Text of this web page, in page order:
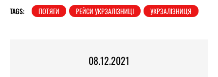
TAGS: ПОТЯГИ РЕЙСИ УКРЗАЛІЗНИЦІ УКРЗАЛІЗНИЦЯ
08.12.2021